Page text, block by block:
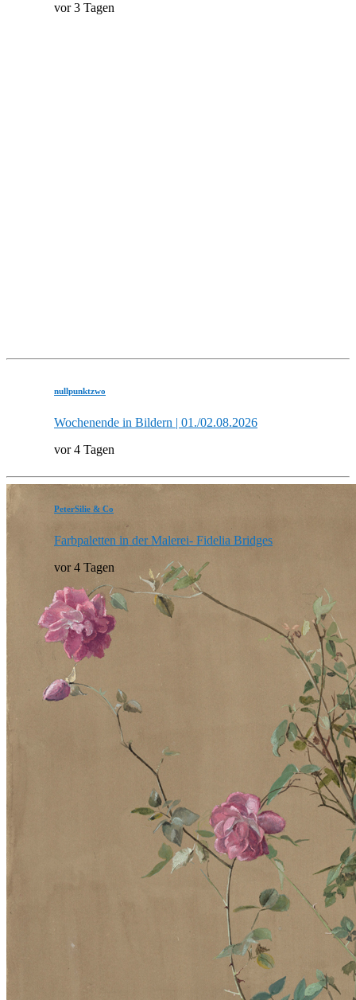
vor 3 Tagen
nullpunktzwo
Wochenende in Bildern | 01./02.08.2026
vor 4 Tagen
PeterSilie & Co
Farbpaletten in der Malerei- Fidelia Bridges
vor 4 Tagen